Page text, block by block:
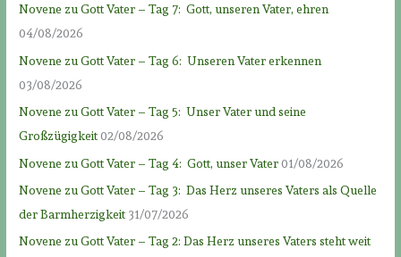
Novene zu Gott Vater – Tag 7: Gott, unseren Vater, ehren
04/08/2026
Novene zu Gott Vater – Tag 6: Unseren Vater erkennen
03/08/2026
Novene zu Gott Vater – Tag 5: Unser Vater und seine
Großzügigkeit02/08/2026
Novene zu Gott Vater – Tag 4: Gott, unser Vater01/08/2026
Novene zu Gott Vater – Tag 3: Das Herz unseres Vaters als Quelle
der Barmherzigkeit 31/07/2026
Novene zu Gott Vater – Tag 2: Das Herz unseres Vaters steht weit